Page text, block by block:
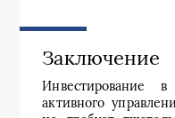
Заключение
Инвестирование в
активного